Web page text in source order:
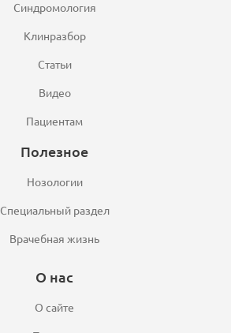
Синдромология
Клинразбор
Статьи
Видео
Пациентам
Полезное
Нозологии
Специальный раздел
Врачебная жизнь
О нас
О сайте